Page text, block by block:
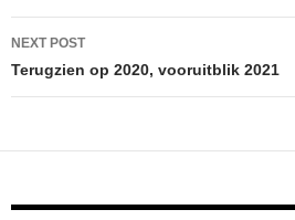
NEXT POST
Terugzien op 2020, vooruitblik 2021